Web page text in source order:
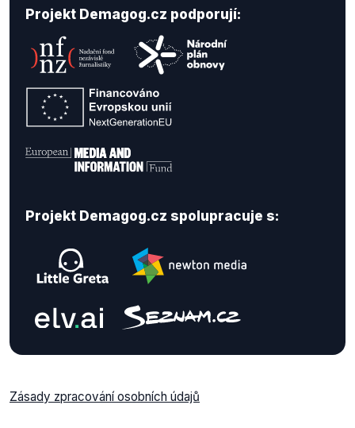
Projekt Demagog.cz podporují:
Projekt Demagog.cz spolupracuje s:
Zásady zpracování osobních údajů